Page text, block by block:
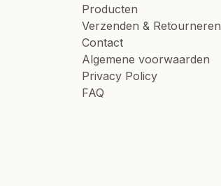
Producten
Verzenden & Retourneren
Contact
Algemene voorwaarden
Privacy Policy
FAQ